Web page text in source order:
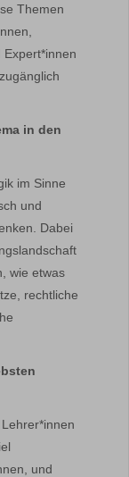
Themen
in den
im Sinne
und
Dabei
wie etwas
rechtliche
und